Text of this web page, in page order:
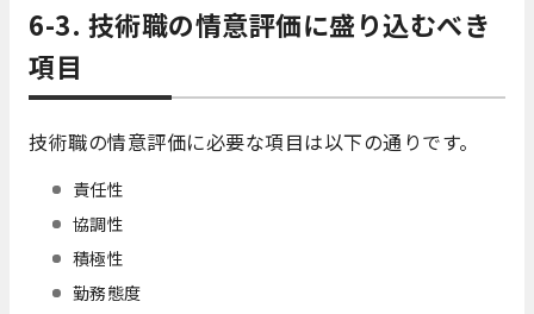
6-3. 技術職の情意評価に盛り込むべき
項目
技術職の情意評価に必要な項目は以下の通りです。
責任性
協調性
積極性
勤務態度